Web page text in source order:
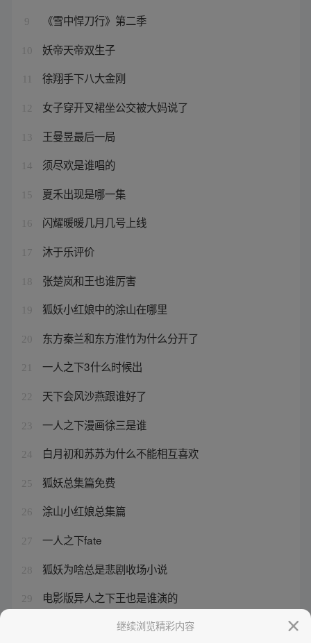
9 《雪中悍刀行》第二季
10 妖帝天帝双生子
徐翔手下八大金刚
12 女子穿开叉裙坐公交被大妈说了
13 王曼昱最后一局
14 须尽欢是谁唱的
15 夏禾出现是哪一集
16 闪耀暖暖几月几号上线
17 沐于乐评价
18 张楚岚和王也谁厉害
19 狐妖小红娘中的涂山在哪里
20 东方秦兰和东方淮竹为什么分开了
21 一人之下3什么时候出
22 天下会风沙燕跟谁好了
23 一人之下漫画徐三是谁
24 白月初和苏苏为什么不能相互喜欢
25 狐妖总集篇免费
26 涂山小红娘总集篇
27 一人之下fate
28 狐妖为啥总是悲剧收场小说
29 电影版异人之下王也是谁演的
继续浏览精彩内容